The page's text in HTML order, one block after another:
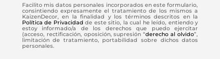
Facilito mis datos personales incorporados en este formulario,
consintiendo expresamente el tratamiento de los mismos a
KaizenDecor, en la finalidad y los términos descritos en la
Política de Privacidad de este sitio, la cual he leído, entiendo y
estoy informado/a de los derechos que puedo ejercitar
(acceso, rectificación, oposición, supresión “derecho al olvido”,
limitación de tratamiento, portabilidad sobre dichos datos
personales.